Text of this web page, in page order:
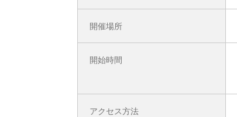
開催場所
開始時間
アクセス方法